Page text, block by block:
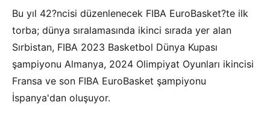
Bu yıl 42?ncisi düzenlenecek FIBA EuroBasket?te ilk
torba; dünya sıralamasında ikinci sırada yer alan
Sırbistan, FIBA 2023 Basketbol Dünya Kupası
şampiyonu Almanya, 2024 Olimpiyat Oyunları ikincisi
Fransa ve son FIBA EuroBasket şampiyonu
İspanya'dan oluşuyor.